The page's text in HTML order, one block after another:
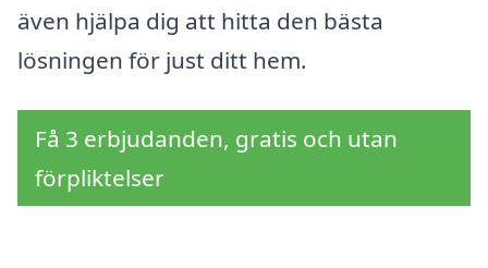
även hjälpa dig att hitta den bästa
lösningen för just ditt hem.
Få 3 erbjudanden, gratis och utan
förpliktelser